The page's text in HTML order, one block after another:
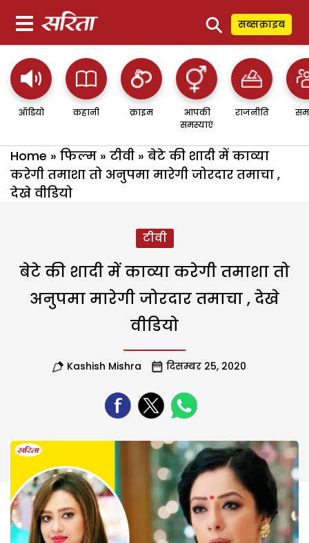
⚲ सब्सक्राइब
ऑडियो कहानी क्राइम
आपकी
समस्याएं
राजनीति
Home » फिल्म » टीवी » बेटे की शादी में काव्या
करेगी तमाशा तो अनुपमा मारेगी जोरदार तमाचा ,
देखे वीडियो
टीवी
बेटे की शादी में काव्या करेगी तमाशा तो
अनुपमा मारेगी जोरदार तमाचा , देखे
वीडियो
Kashish Mishra दिसम्बर 25, 2020